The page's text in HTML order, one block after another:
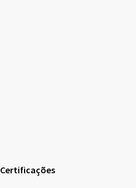
Certificações